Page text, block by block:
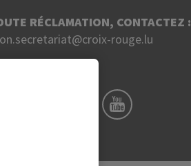
RÉCLAMATION, CONTACTEZ :
rouge.lu